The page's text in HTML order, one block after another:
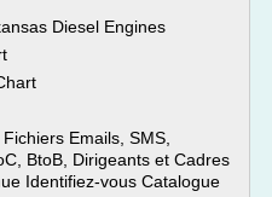
Diesel Engines
Emails, SMS,
BtoB, Dirigeants et Cadres
Identifiez-vous Catalogue